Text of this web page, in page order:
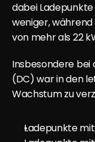
dabei
weniger,
von mehr als 22
Insbesondere
(DC) war in den
Wachstum zu
Ladepunkte mit